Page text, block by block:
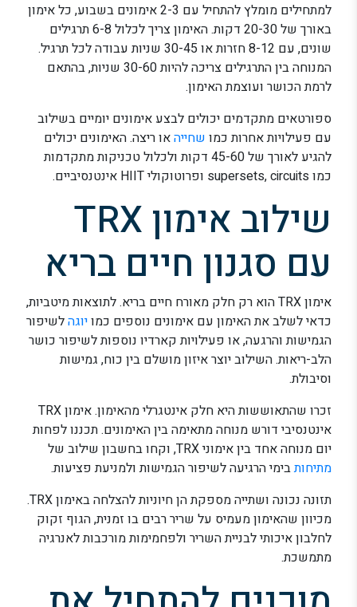
למתחילים מומלץ להתחיל עם 2-3 אימונים בשבוע, כל אימון
באורך של 20-30 דקות. האימון צריך לכלול 6-8 תרגילים
שונים, עם 8-12 חזרות או 30-45 שניות עבודה לכל תרגיל.
המנוחה בין התרגילים צריכה להיות 30-60 שניות, בהתאם
לרמת הכושר ועוצמת האימון.
ספורטאים מתקדמים יכולים לבצע אימונים יומיים בשילוב
עם פעילויות אחרות כמו שחייהאו ריצה. האימונים יכולים
להגיע לאורך של 45-60 דקות ולכלול טכניקות מתקדמות
כמו supersets, circuits ופרוטוקולי HIIT אינטנסיביים.
שילוב אימון TRX
עם סגנון חיים בריא
אימון TRX הוא רק חלק מאורח חיים בריא. לתוצאות מיטביות,
כדאי לשלב את האימון עם אימונים נוספים כמויוגהלשיפור
הגמישות והרגעה, או פעילויות קארדיו נוספות לשיפור כושר
הלב-ריאות. השילוב יוצר איזון מושלם בין כוח, גמישות
וסיבולת.
זכרו שהתאוששות היא חלק אינטגרלי מהאימון. אימון TRX
אינטנסיבי דורש מנוחה מתאימה בין האימונים. תכננו לפחות
יום מנוחה אחד בין אימוני TRX, וקחו בחשבון שילוב של
מתיחותבימי הרגיעה לשיפור הגמישות ולמניעת פציעות.
תזונה נכונה ושתייה מספקת הן חיוניות להצלחה באימון TRX.
מכיוון שהאימון מעמיס על שריר רבים בו זמנית, הגוף זקוק
לחלבון איכותי לבניית השריר ולפחמימות מורכבות לאנרגיה
מתמשכת.